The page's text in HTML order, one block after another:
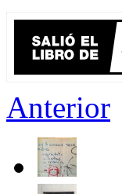
Anterior